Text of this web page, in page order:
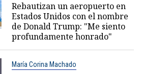
Rebautizan un aeropuerto en
Estados Unidos con el nombre
de Donald Trump: "Me siento
profundamente honrado"
María Corina Machado